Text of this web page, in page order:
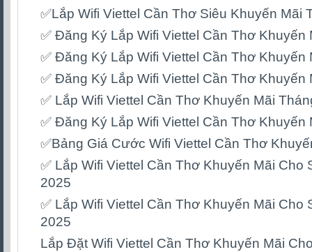
✅Lắp Wifi Viettel Cần Thơ Siêu Khuyến Mãi
✅ Đăng Ký Lắp Wifi Viettel Cần Thơ Khuyến
✅ Đăng Ký Lắp Wifi Viettel Cần Thơ Khuyến
✅ Đăng Ký Lắp Wifi Viettel Cần Thơ Khuyến
✅ Lắp Wifi Viettel Cần Thơ Khuyến Mãi
✅ Đăng Ký Lắp Wifi Viettel Cần Thơ Khuyến
✅Bảng Giá Cước Wifi Viettel Cần Thơ
✅ ‎Lắp Wifi Viettel Cần Thơ Khuyến Mãi Cho
2025
✅ ‎Lắp Wifi Viettel Cần Thơ Khuyến Mãi Cho
2025
Lắp Đặt Wifi Viettel Cần Thơ Khuyến Mãi